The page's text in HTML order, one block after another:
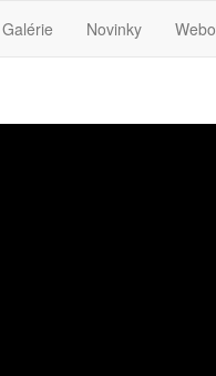
Galérie Novinky